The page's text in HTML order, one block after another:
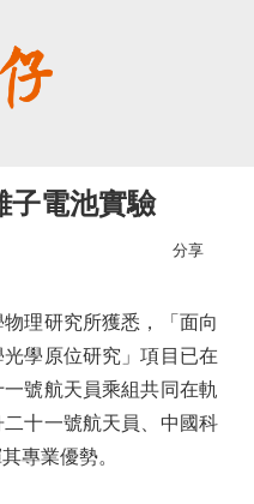
子電池實驗
分享
理研究所獲悉，「面向
學原位研究」項目已在
號航天員乘組共同在軌
十一號航天員、中國科
專業優勢。